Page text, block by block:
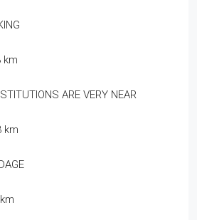
km
ARE VERY NEAR
km